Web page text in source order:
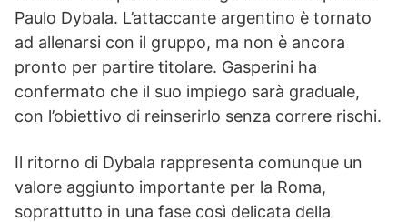
Paulo Dybala. L’attaccante argentino è tornato
ad allenarsi con il gruppo, ma non è ancora
pronto per partire titolare. Gasperini ha
confermato che il suo impiego sarà graduale,
con l’obiettivo di reinserirlo senza correre rischi.
Il ritorno di Dybala rappresenta comunque un
valore aggiunto importante per la Roma,
soprattutto in una fase così delicata della